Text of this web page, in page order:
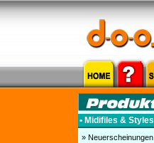
• Midifiles & Styles
» Neuerscheinungen